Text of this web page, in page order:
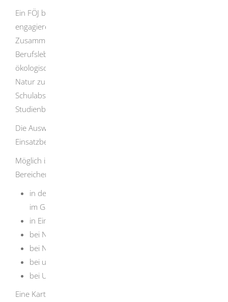
Ein FÖJ bietet die Möglichkeit, sich für die Umwelt zu
engagieren, das Wissen über ökologische
Zusammenhänge zu erweitern, Einblicke ins praktische
Berufsleben zu gewinnen, etwas über Berufe im
ökologischen Bereich zu erfahren, ein Jahr in der freien
Natur zu arbeiten oder einfach die Zeit vom
Schulabschluss bis zum Berufseinstieg oder
Studienbeginn sinnvoll zu überbrücken.
Die Auswahl zwischen den verschiedenen
Einsatzbereichen
Möglich ist beispielsweise eine Mitarbeit in folgenden
Bereichen:
in der ökologischen Land- und Forstwirtschaft und
im Gartenbau
in Einrichtungen der Umweltbildung
bei Natur- und Umweltschutzverbänden
bei Natur- und Umweltschutzzentren
bei umweltorientierten Unternehmen
bei Umwelt- oder Planungsämtern
Eine Karte der möglichen Einsatzstellen finden Sie im